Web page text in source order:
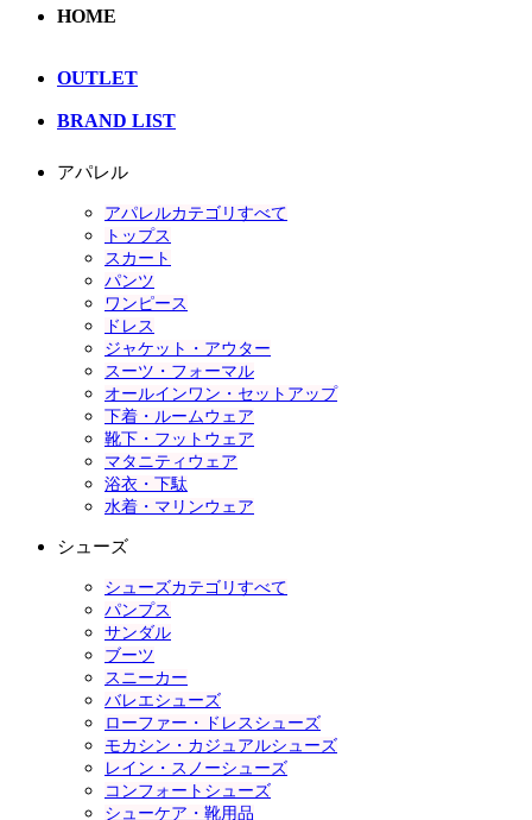
HOME
OUTLET
BRAND LIST
アパレル
アパレルカテゴリすべて
トップス
スカート
パンツ
ワンピース
ドレス
ジャケット・アウター
スーツ・フォーマル
オールインワン・セットアップ
下着・ルームウェア
靴下・フットウェア
マタニティウェア
浴衣・下駄
水着・マリンウェア
シューズ
シューズカテゴリすべて
パンプス
サンダル
ブーツ
スニーカー
バレエシューズ
ローファー・ドレスシューズ
モカシン・カジュアルシューズ
レイン・スノーシューズ
コンフォートシューズ
シューケア・靴用品